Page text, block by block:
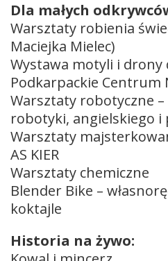
Dla małych
Warsztaty robienia
Maciejka Mielec)
Wystawa motyli i drony
Podkarpackie Centrum
Warsztaty robotyczne –
robotyki, angielskiego i
Warsztaty
AS KIER
Warsztaty chemiczne
Blender Bike –
koktajle
Historia na żywo: